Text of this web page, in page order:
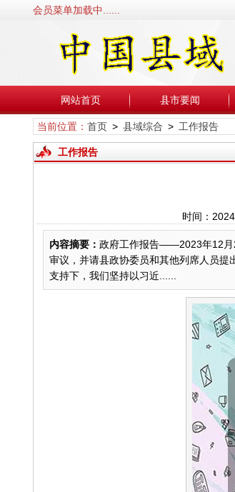
会员菜单加载中......
网站首页 县市要闻
当前位置： 首页> 县域综合 > 工作报告
工作报告
时间：
内容摘要： 政府工作报告——2023年12月
审议，并请县政协委员和其他列席人员
支持下，我们坚持以习近......